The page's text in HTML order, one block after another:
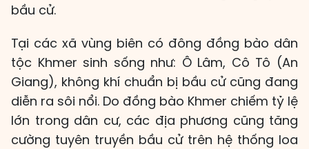
bầu cử.
Tại các xã vùng biên có đông đồng bào dân
tộc Khmer sinh sống như: Ô Lâm, Cô Tô (An
Giang), không khí chuẩn bị bầu cử cũng đang
diễn ra sôi nổi. Do đồng bào Khmer chiếm tỷ lệ
lớn trong dân cư, các địa phương cũng tăng
cường tuyên truyền bầu cử trên hệ thống loa